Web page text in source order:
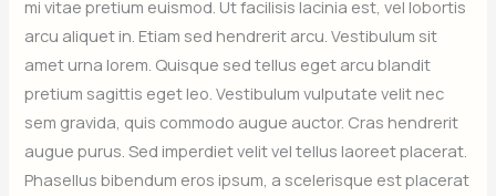
mi vitae pretium euismod. Ut facilisis lacinia est, vel lobortis
arcu aliquet in. Etiam sed hendrerit arcu. Vestibulum sit
amet urna lorem. Quisque sed tellus eget arcu blandit
pretium sagittis eget leo. Vestibulum vulputate velit nec
sem gravida, quis commodo augue auctor. Cras hendrerit
augue purus. Sed imperdiet velit vel tellus laoreet placerat.
Phasellus bibendum eros ipsum, a scelerisque est placerat